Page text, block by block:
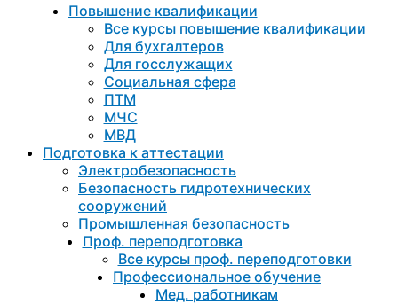
Повышение квалификации
Все курсы повышение квалификации
Для бухгалтеров
Для госслужащих
Социальная сфера
ПТМ
МЧС
МВД
Подготовка к aттестации
Электробезопасность
Безопасность гидротехнических
сооружений
Промышленная безопасность
Проф. переподготовка
Все курсы проф. переподготовки
Профессиональное обучение
Мед. работникам